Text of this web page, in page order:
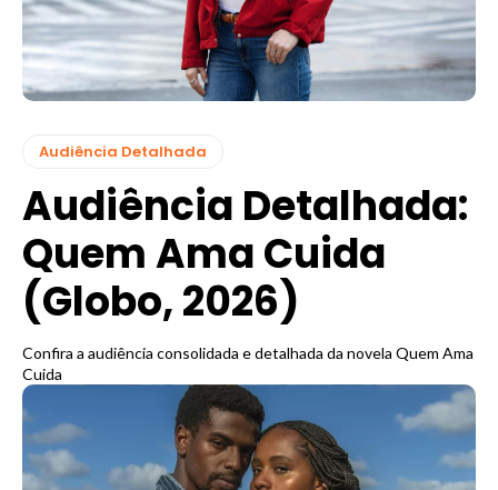
Audiência Detalhada
Audiência Detalhada:
Quem Ama Cuida
(Globo, 2026)
Confira a audiência consolidada e detalhada da novela Quem Ama
Cuida